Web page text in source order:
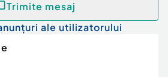
Trimite mesaj
ale utilizatorului